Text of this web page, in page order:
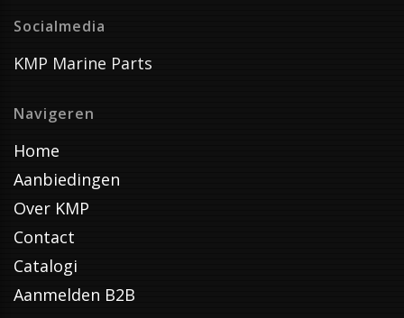
Socialmedia
KMP Marine Parts
Navigeren
Home
Aanbiedingen
Over KMP
Contact
Catalogi
Aanmelden B2B